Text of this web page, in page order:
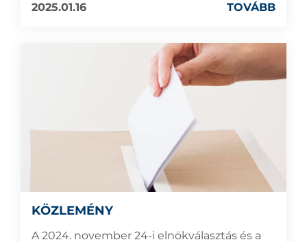
2025.01.16
TOVÁBB
KÖZLEMÉNY
A 2024. november 24-i elnökválasztás és a